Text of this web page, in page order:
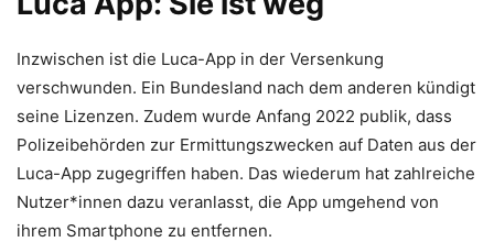
Inzwischen ist die Luca-App in der Versenkung
verschwunden. Ein Bundesland nach dem anderen kündigt
seine Lizenzen. Zudem wurde Anfang 2022 publik, dass
Polizeibehörden zur Ermittungszwecken auf Daten aus der
Luca-App zugegriffen haben. Das wiederum hat zahlreiche
Nutzer*innen dazu veranlasst, die App umgehend von
ihrem Smartphone zu entfernen.